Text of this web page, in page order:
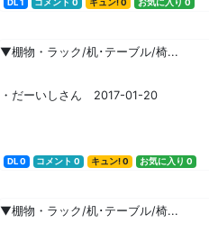
DL 1 コメント 0 キュン! 0 お気に入り 0
▼棚物・ラック/机･テーブル/椅...
・だーいしさん 2017-01-20
DL 0 コメント 0 キュン! 0 お気に入り 0
▼棚物・ラック/机･テーブル/椅...